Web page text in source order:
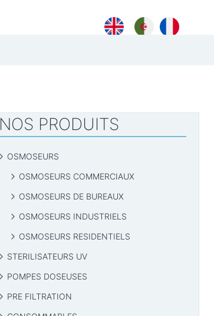
FR
Ar
An
NOS PRODUITS
OSMOSEURS
OSMOSEURS COMMERCIAUX
OSMOSEURS DE BUREAUX
OSMOSEURS INDUSTRIELS
OSMOSEURS RESIDENTIELS
STERILISATEURS UV
POMPES DOSEUSES
PRE FILTRATION